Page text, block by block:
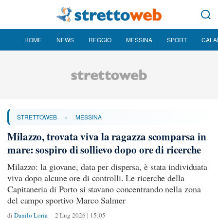
HOME NEWS REGGIO MESSINA SPORT
STRETTOWEB » MESSINA
Milazzo, trovata viva la ragazza scomparsa in
mare: sospiro di sollievo dopo ore di ricerche
Milazzo: la giovane, data per dispersa, è stata individuata
viva dopo alcune ore di controlli. Le ricerche della
Capitaneria di Porto si stavano concentrando nella zona
del campo sportivo Marco Salmer
di Danilo Loria 2 Lug 2026 | 15:05